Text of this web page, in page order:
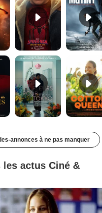
annonce VO STFR
annonces à ne pas manquer
les actus Ciné &